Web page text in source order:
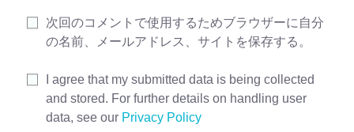
次回のコメントで使用するためブラウザーに自分
の名前、メールアドレス、サイトを保存する。
I agree that my submitted data is being collected
and stored. For further details on handling user
data, see our Privacy Policy